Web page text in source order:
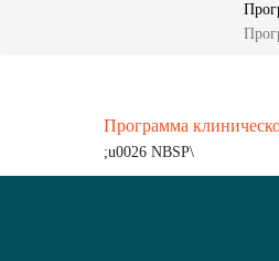
Программа
\u0026 NBSP;